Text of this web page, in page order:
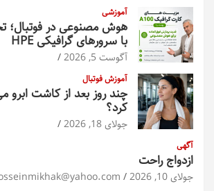
آموزشی
هوش مصنوعی در فوتبال؛
با سرورهای گرافیکی HPE
آگوست 5, 2026
آموزش فوتبال
چند روز بعد از کاشت ابرو
کرد؟
جولای 18, 2026
آگهی
ازدواج راحت
جولای 10, 2026